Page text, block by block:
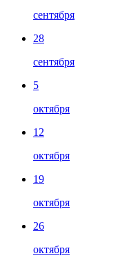
сентября
28
сентября
5
октября
12
октября
19
октября
26
октября